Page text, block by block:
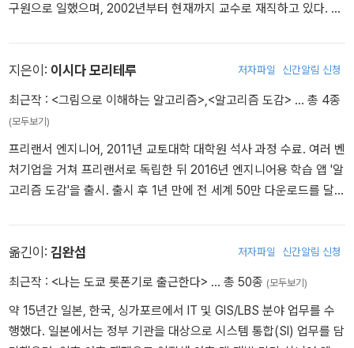
구원으로 일했으며, 2002년부터 현재까지 교수로 재직하고 있다. 알
지은이: 이시다 모리테루 저자파일 신간알림 신청
최근작 : <그림으로 이해하는 알고리즘>,<알고리즘 도감> … 총 4종
(모두보기)
프리랜서 엔지니어, 2011년 교토대학 대학원 석사 과정 수료. 여러 벤
처기업을 거쳐 프리랜서로 독립한 뒤 2016년 엔지니어용 학습 앱 '알
고리즘 도감'을 출시. 출시 후 1년 만에 전 세계 50만 다운로드를 달성
옮긴이: 김완섭 저자파일 신간알림 신청
최근작 : <나는 도쿄 롯폰기로 출근한다> … 총 50종 (모두보기)
약 15년간 일본, 한국, 싱가포르에서 IT 및 GIS/LBS 분야 업무를 수
행했다. 일본에서는 정부 기관을 대상으로 시스템 통합(SI) 업무를 담